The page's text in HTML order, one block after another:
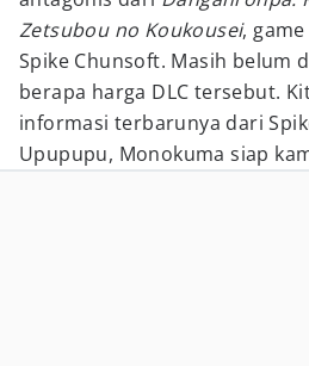
Zetsubou no Koukousei,
Spike Chunsoft. Masih belum
berapa harga DLC tersebut.
informasi terbarunya dari
Upupupu, Monokuma siap